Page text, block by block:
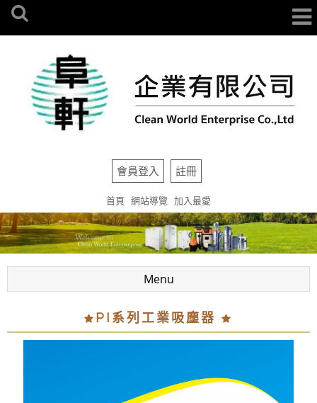
會員登入 註冊
首頁 網站導覽 加入最愛
Menu
PI系列工業吸塵器